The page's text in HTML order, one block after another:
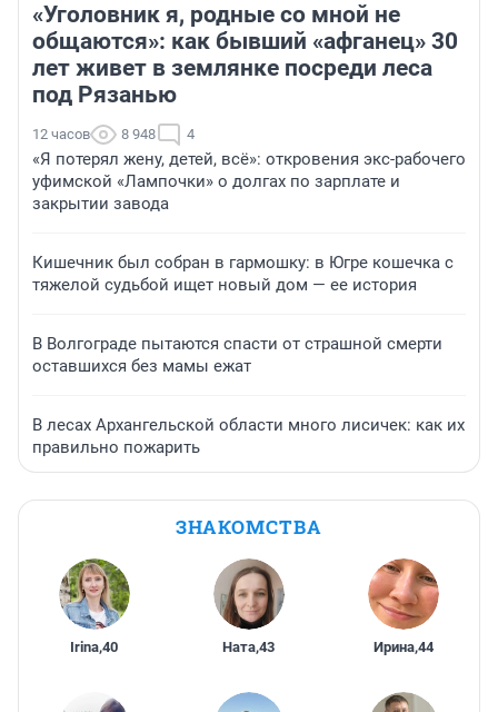
«Уголовник я, родные со мной не
общаются»: как бывший «афганец» 30
лет живет в землянке посреди леса
под Рязанью
12 часов 8 948 4
«Я потерял жену, детей, всё»: откровения экс-рабочего
уфимской «Лампочки» о долгах по зарплате и
закрытии завода
Кишечник был собран в гармошку: в Югре кошечка с
тяжелой судьбой ищет новый дом — ее история
В Волгограде пытаются спасти от страшной смерти
оставшихся без мамы ежат
В лесах Архангельской области много лисичек: как их
правильно пожарить
ЗНАКОМСТВА
Irina,40 Ната,43 Ирина,44